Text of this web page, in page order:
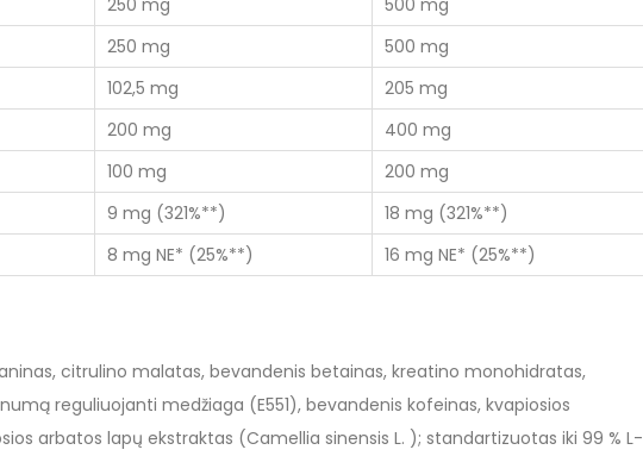
250 mg
500 mg
250 mg
500 mg
102,5 mg
205 mg
200 mg
400 mg
100 mg
200 mg
9 mg (321%**)
18 mg (321%**)
8 mg NE* (25%**)
16 mg NE* (25%**)
citrulino malatas, bevandenis betainas, kreatino monohidratas,
reguliuojanti medžiaga (E551), bevandenis kofeinas, kvapiosios
arbatos lapų ekstraktas (Camellia sinensis L. ); standartizuotas iki 99 % L-